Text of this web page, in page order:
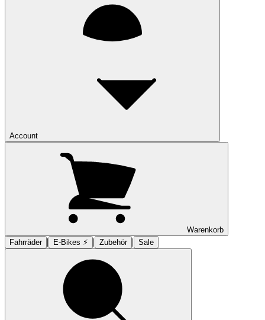
Account
Warenkorb
Fahrräder | E-Bikes ⚡︎ | Zubehör | Sale